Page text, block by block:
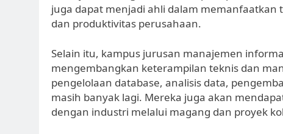
juga dapat menjadi ahli dalam
dan produktivitas perusahaan.
Selain itu, kampus jurusan manajemen
mengembangkan keterampilan teknis dan
pengelolaan database, analisis data,
masih banyak lagi. Mereka juga akan
dengan industri melalui magang dan proyek